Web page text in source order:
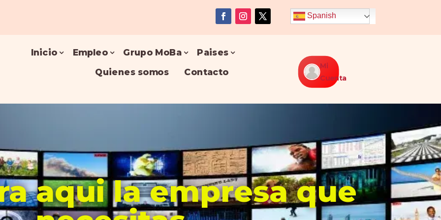
Spanish
Inicio Empleo Grupo MoBa
Paises
Quienes somos
Contacto
Mi
Cuenta
aqui la empresa que